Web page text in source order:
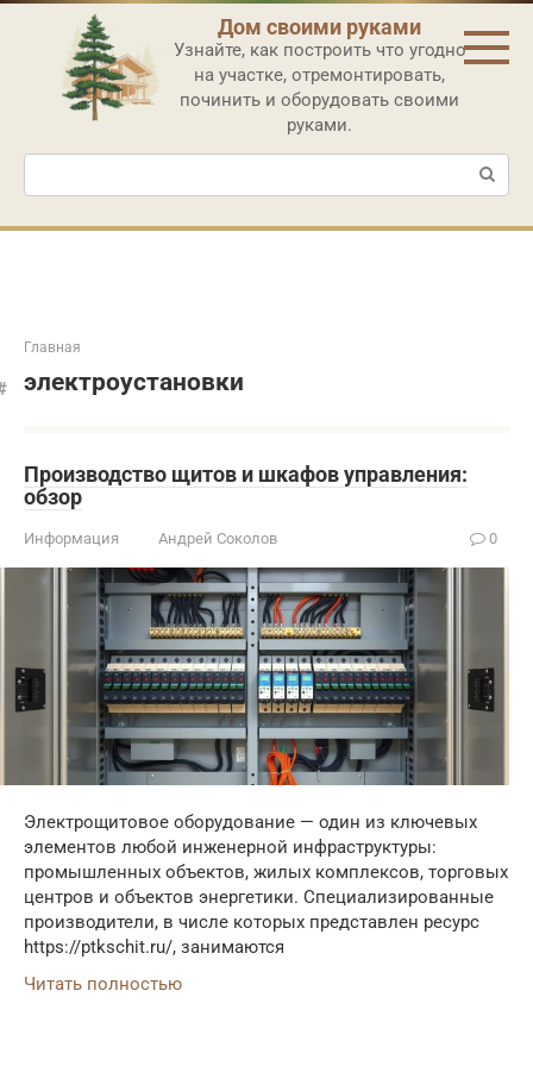
Перейти
контенту
Дом своими руками
Узнайте, как построить что угодно
на участке, отремонтировать,
починить и оборудовать своими
руками.
Поиск:
Главная
электроустановки
Производство щитов и шкафов управления:
обзор
Информация Андрей Соколов 0
Электрощитовое оборудование — один из ключевых
элементов любой инженерной инфраструктуры:
промышленных объектов, жилых комплексов, торговых
центров и объектов энергетики. Специализированные
производители, в числе которых представлен ресурс
https://ptkschit.ru/, занимаются
Читать полностью